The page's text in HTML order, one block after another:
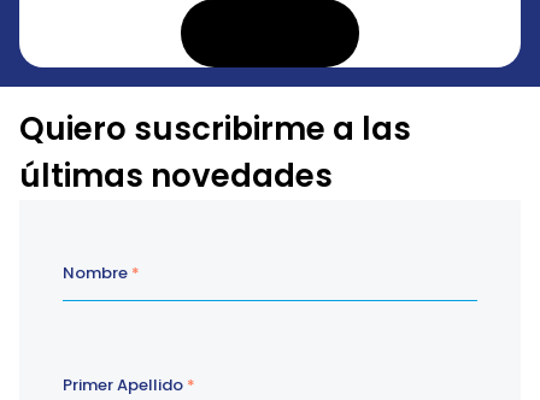
Quiero suscribirme a las
últimas novedades